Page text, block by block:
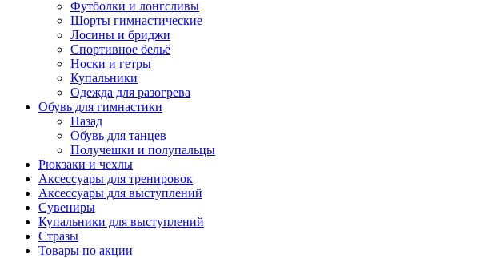
Футболки и лонгсливы
Шорты гимнастические
Лосины и бриджи
Спортивное бельё
Носки и гетры
Купальники
Одежда для разогрева
Обувь для гимнастики
Назад
Обувь для танцев
Получешки и полупальцы
Рюкзаки и чехлы
Аксессуары для тренировок
Аксессуары для выступлений
Сувениры
Купальники для выступлений
Стразы
Товары по акции